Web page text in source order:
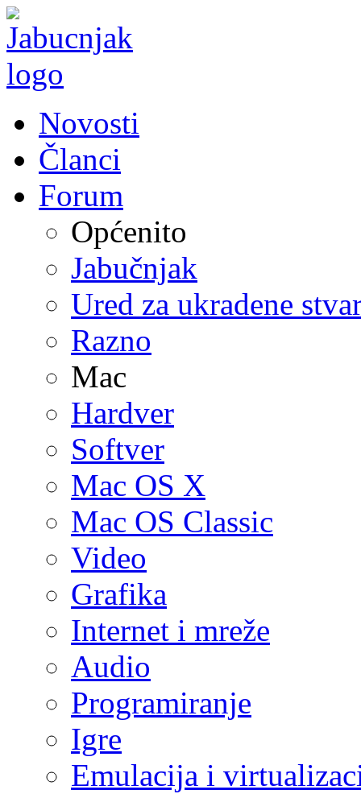
Novosti
Članci
Forum
Općenito
Jabučnjak
Ured za ukradene
Razno
Mac
Hardver
Softver
Mac OS X
Mac OS Classic
Video
Grafika
Internet i mreže
Audio
Programiranje
Igre
Emulacija i